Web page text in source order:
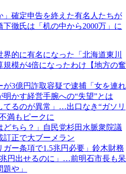
」確定申告を終えた有名人たちが
徹氏は「机の中から2000万」に
界的に有名になった「北海道東川
規模が4倍になったわけ【地方の奮
が3億円詐取容疑で逮捕「女を連れ
かす経営手腕への“失望”とは
てるのが異常」…出口なき“ガソリ
満もピークに
どちら？」自民党杉田水脈衆院議
正で大ブーメラン
ガー条項で1.5兆円必要」鈴木財務
円出せるのに」…前明石市長も呆
や」